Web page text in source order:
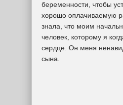
беременности, чтобы
хорошо оплачиваемую
знала, что моим
человек, которому я
сердце. Он меня
сына.